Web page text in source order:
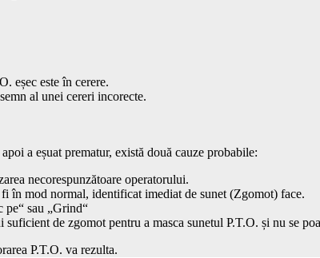
eșec este în cerere.
al unei cereri incorecte.
a eșuat prematur, există două cauze probabile:
necorespunzătoare operatorului.
în mod normal, identificat imediat de sunet (Zgomot) face.
pe“ sau „Grind“
de zgomot pentru a masca sunetul P.T.O. și nu se
P.T.O. va rezulta.